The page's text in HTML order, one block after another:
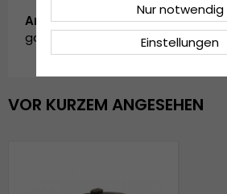
Artikelnummer:
garda.flatcap.no18.newkirk.brown-2
VOR KURZEM ANGESEHEN
Einstellungen
Nur notwendig